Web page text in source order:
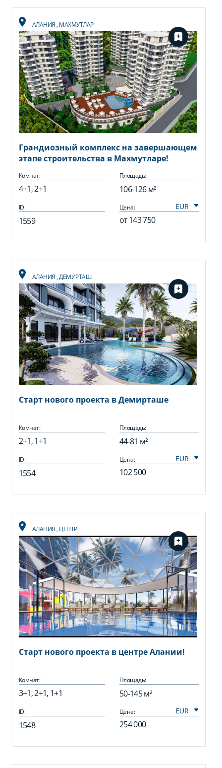
АЛАНИЯ, МАХМУТЛАР
Грандиозный комплекс на завершающем
этапе строительства в Махмутларе!
Комнат:
4+1, 2+1
Площадь:
106-126 м²
ID:
1559
Цена:
от143 750
АЛАНИЯ,ДЕМИРТАШ
Старт нового проекта в Демирташе
Комнат:
2+1, 1+1
Площадь:
44-81 м²
ID:
1554
Цена:
102 500
АЛАНИЯ, ЦЕНТР
Старт нового проекта в центре Алании!
Комнат:
3+1, 2+1, 1+1
Площадь:
50-145 м²
ID:
1548
Цена:
254 000